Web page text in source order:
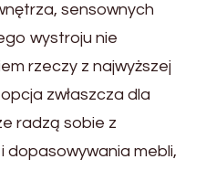
sensownych
wystroju nie
rzeczy z najwyższej
zwłaszcza dla
radzą sobie z
dopasowywania mebli,